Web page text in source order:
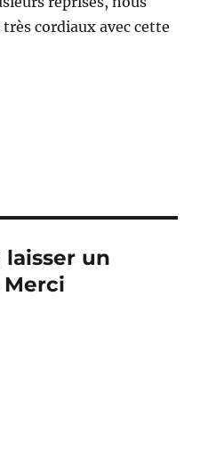
très cordiaux avec cette
laisser un